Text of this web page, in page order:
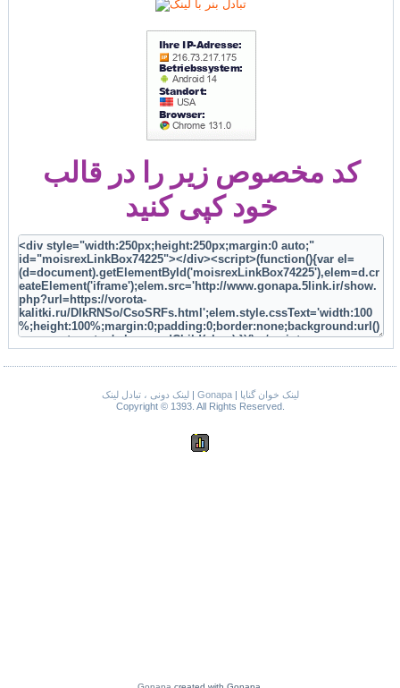
کد مخصوص زیر را در قالب
خود کپی کنید
لینک دونی ، تبادل لینک| Gonapa|
لینک خوان گناپا
Copyright © 1393. All Rights Reserved.